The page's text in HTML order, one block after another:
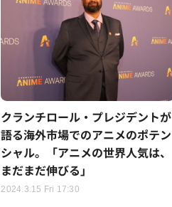
クランチロール・プレジデントが
語る海外市場でのアニメのポテン
シャル。「アニメの世界人気は、
まだまだ伸びる」
2024.3.15 Fri 17:30